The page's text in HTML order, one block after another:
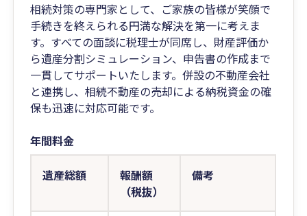
相続対策の専門家として、ご家族の皆様が笑顔で
手続きを終えられる円満な解決を第一に考えま
す。すべての面談に税理士が同席し、財産評価か
ら遺産分割シミュレーション、申告書の作成まで
一貫してサポートいたします。併設の不動産会社
と連携し、相続不動産の売却による納税資金の確
保も迅速に対応可能です。
年間料金
遺産総額
報酬額
（税抜）
備考